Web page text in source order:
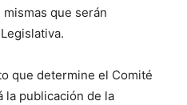
que serán
que determine el Comité
la publicación de la